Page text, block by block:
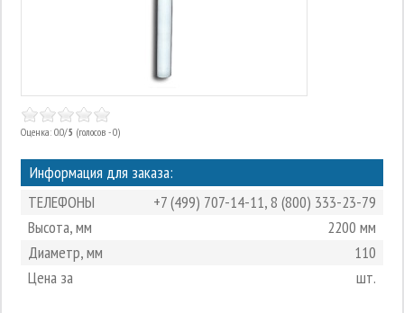
Оценка: 0.0/5 (голосов - 0)
Информация для заказа:
ТЕЛЕФОНЫ
+7 (499) 707-14-11,8 (800) 333-23-79
Высота, мм
2200 мм
Диаметр, мм
110
Цена за
шт.